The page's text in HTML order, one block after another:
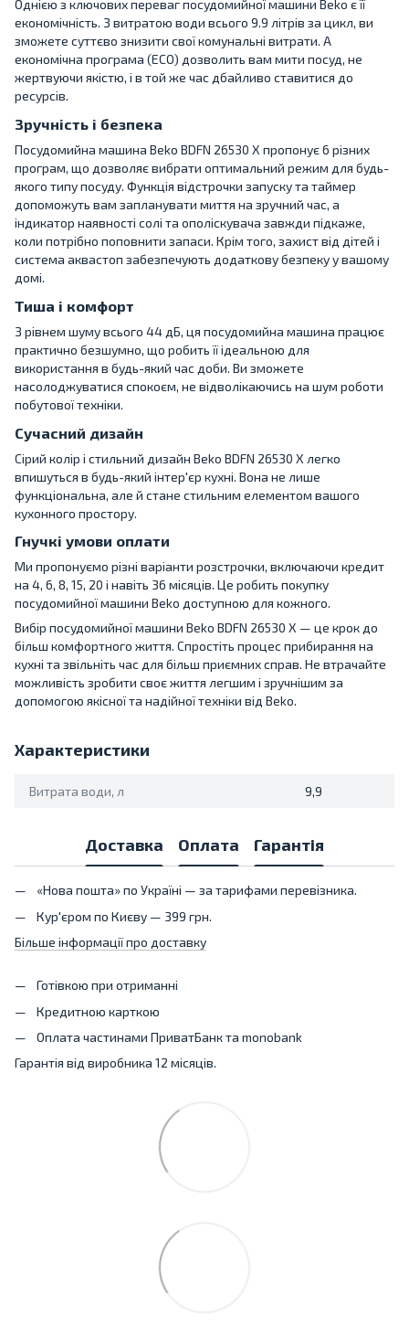
Однією з ключових переваг посудомийної машини Beko є її
економічність. З витратою води всього 9.9 літрів за цикл, ви
зможете суттєво знизити свої комунальні витрати. А
економічна програма (ECO) дозволить вам мити посуд, не
жертвуючи якістю, і в той же час дбайливо ставитися до
ресурсів.
Зручність і безпека
Посудомийна машина Beko BDFN 26530 X пропонує 6 різних
програм, що дозволяє вибрати оптимальний режим для будь-
якого типу посуду. Функція відстрочки запуску та таймер
допоможуть вам запланувати миття на зручний час, а
індикатор наявності солі та ополіскувача завжди підкаже,
коли потрібно поповнити запаси. Крім того, захист від дітей і
система аквастоп забезпечують додаткову безпеку у вашому
домі.
Тиша і комфорт
З рівнем шуму всього 44 дБ, ця посудомийна машина працює
практично безшумно, що робить її ідеальною для
використання в будь-який час доби. Ви зможете
насолоджуватися спокоєм, не відволікаючись на шум роботи
побутової техніки.
Сучасний дизайн
Сірий колір і стильний дизайн Beko BDFN 26530 X легко
впишуться в будь-який інтер'єр кухні. Вона не лише
функціональна, але й стане стильним елементом вашого
кухонного простору.
Гнучкі умови оплати
Ми пропонуємо різні варіанти розстрочки, включаючи кредит
на 4, 6, 8, 15, 20 і навіть 36 місяців. Це робить покупку
посудомийної машини Beko доступною для кожного.
Вибір посудомийної машини Beko BDFN 26530 X — це крок до
більш комфортного життя. Спростіть процес прибирання на
кухні та звільніть час для більш приємних справ. Не втрачайте
можливість зробити своє життя легшим і зручнішим за
допомогою якісної та надійної техніки від Beko.
Характеристики
Витрата води, л 9,9
Доставка Оплата Гарантія
«Нова пошта» по Україні — за тарифами перевізника.
Кур'єром по Києву — 399 грн.
Більше інформації про доставку
Готівкою при отриманні
Кредитною карткою
Оплата частинами ПриватБанк та monobank
Гарантія від виробника 12 місяців.